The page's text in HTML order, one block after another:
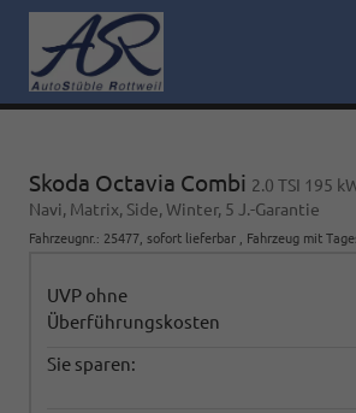
Skoda Octavia Combi 2.0 TSI 195
Navi, Matrix, Side, Winter, 5 J.-Garantie
Fahrzeugnr. : 25477 sofort lieferbar Fahrzeug mit
UVP ohne
Überführungskosten
Sie sparen: